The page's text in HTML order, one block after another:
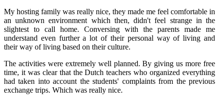
My hosting family was really nice, they made me feel comfortable in
an unknown environment which then, didn't feel strange in the
slightest to call home. Conversing with the parents made me
understand even further a lot of their personal way of living and
their way of living based on their culture.
The activities were extremely well planned. By giving us more free
time, it was clear that the Dutch teachers who organized everything
had taken into account the students' complaints from the previous
exchange trips. Which was really nice.